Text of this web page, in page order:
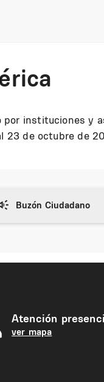
instituciones y
23 de octubre de
Atención
ver mapa